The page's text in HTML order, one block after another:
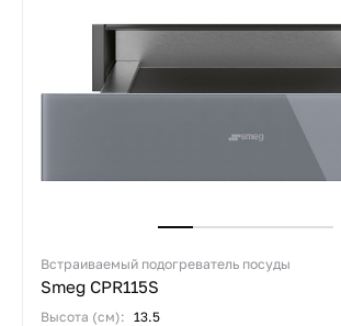
Встраиваемый подогреватель посуды
Smeg CPR115S
Высота (см): 13.5